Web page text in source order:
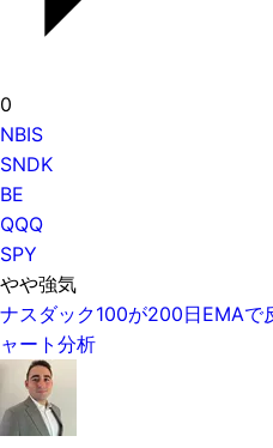
0
NBIS
SNDK
BE
QQQ
SPY
やや強気
ナスダック100が200日EMAで
ャート分析